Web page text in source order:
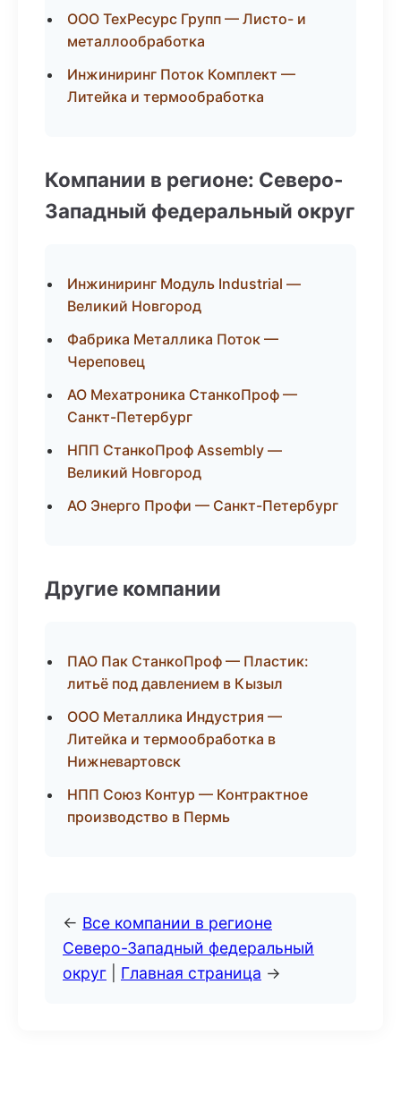
ООО ТехРесурс Групп — Листо- и
металлообработка
Инжиниринг Поток Комплект —
Литейка и термообработка
Компании в регионе: Северо-
Западный федеральный округ
Инжиниринг Модуль Industrial —
Великий Новгород
Фабрика Металлика Поток —
Череповец
АО Мехатроника СтанкоПроф —
Санкт-Петербург
НПП СтанкоПроф Assembly —
Великий Новгород
АО Энерго Профи — Санкт-Петербург
Другие компании
ПАО Пак СтанкоПроф — Пластик:
литьё под давлением в Кызыл
ООО Металлика Индустрия —
Литейка и термообработка в
Нижневартовск
НПП Союз Контур — Контрактное
производство в Пермь
← Все компании в регионе
Северо-Западный федеральный
округ
Главная страница →